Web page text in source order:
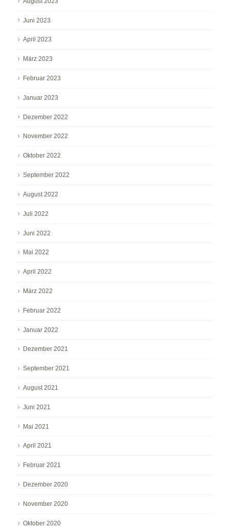
Juni 2023
April 2023
März 2023
Februar 2023
Januar 2023
Dezember 2022
November 2022
Oktober 2022
September 2022
August 2022
Juli 2022
Juni 2022
Mai 2022
April 2022
März 2022
Februar 2022
Januar 2022
Dezember 2021
September 2021
August 2021
Juni 2021
Mai 2021
April 2021
Februar 2021
Dezember 2020
November 2020
Oktober 2020